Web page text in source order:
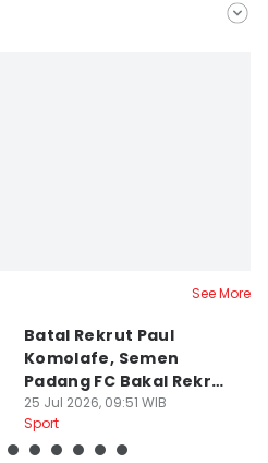
See More
Batal Rekrut Paul
Komolafe, Semen
Padang FC Bakal Rekrut
Striker Baru
25 Jul 2026, 09:51 WIB
Sport